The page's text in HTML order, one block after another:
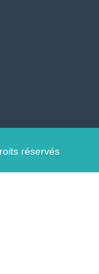
réservés